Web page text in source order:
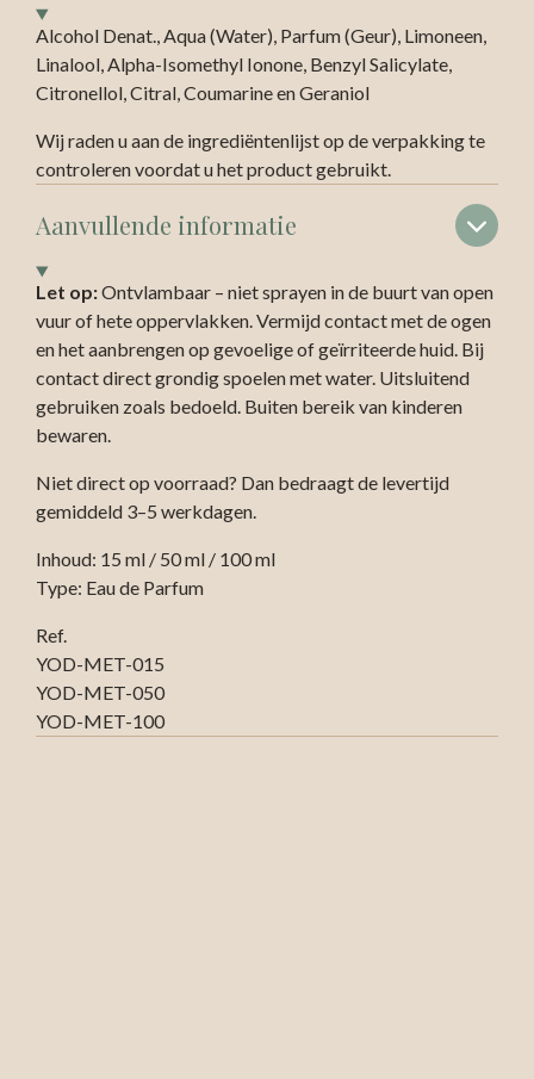
Alcohol Denat., Aqua (Water), Parfum (Geur), Limoneen,
Linalool, Alpha-Isomethyl Ionone, Benzyl Salicylate,
Citronellol, Citral, Coumarine en Geraniol
Wij raden u aan de ingrediëntenlijst op de verpakking te
controleren voordat u het product gebruikt.
Aanvullende informatie
Let op:Ontvlambaar – niet sprayen in de buurt van open
vuur of hete oppervlakken. Vermijd contact met de ogen
en het aanbrengen op gevoelige of geïrriteerde huid. Bij
contact direct grondig spoelen met water. Uitsluitend
gebruiken zoals bedoeld. Buiten bereik van kinderen
bewaren.
Niet direct op voorraad? Dan bedraagt de levertijd
gemiddeld 3–5 werkdagen.
Inhoud: 15 ml / 50 ml / 100 ml
Type: Eau de Parfum
Ref.
YOD-MET-015
YOD-MET-050
YOD-MET-100